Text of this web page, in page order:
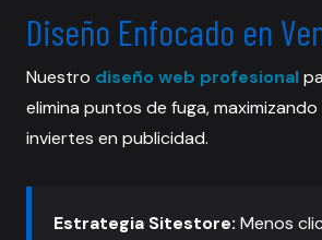
Diseño Enfocado en
Nuestro diseño web profesional
elimina puntos de fuga,
inviertes en publicidad.
Estrategia Sitestore: Menos